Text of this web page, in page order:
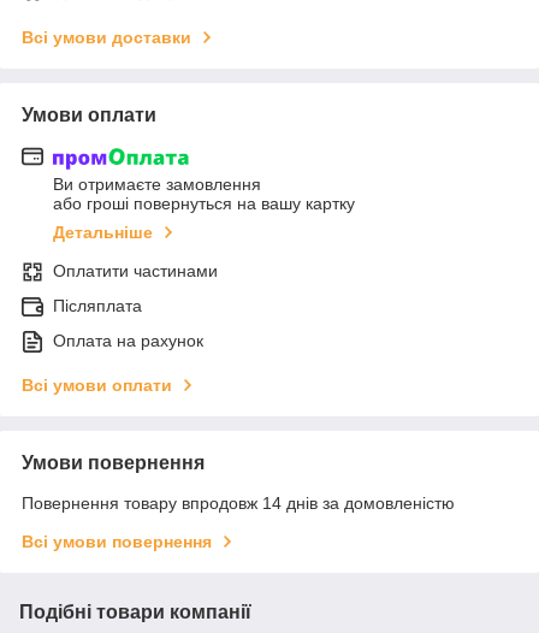
Всі умови доставки
Умови оплати
Ви отримаєте замовлення
або гроші повернуться на вашу картку
Детальніше
Оплатити частинами
Післяплата
Оплата на рахунок
Всі умови оплати
Умови повернення
Повернення товару впродовж 14 днів за домовленістю
Всі умови повернення
Подібні товари компанії